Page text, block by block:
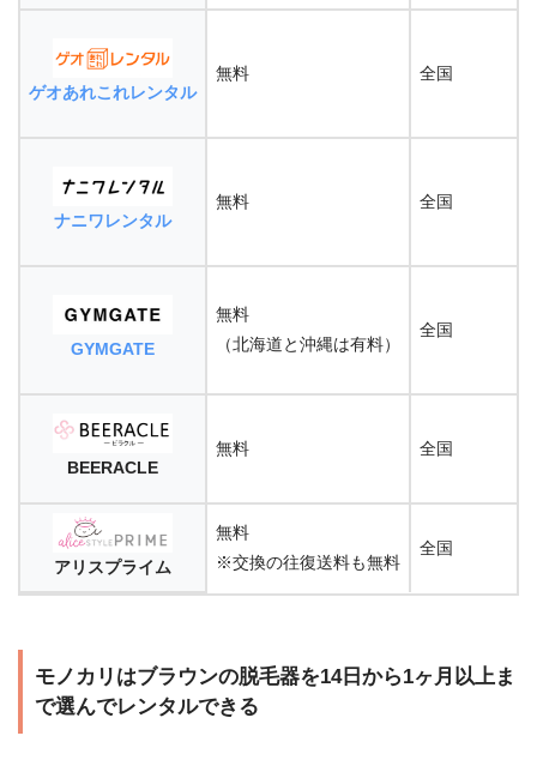
ゲオあれこれレンタル
無料 全国
ナニワレンタル
無料 全国
GYMGATE
無料
（北海道と沖縄は有料）
全国
BEERACLE
無料 全国
アリスプライム
無料
※交換の往復送料も無料
全国
モノカリはブラウンの脱毛器を14日から1ヶ月以上ま
で選んでレンタルできる